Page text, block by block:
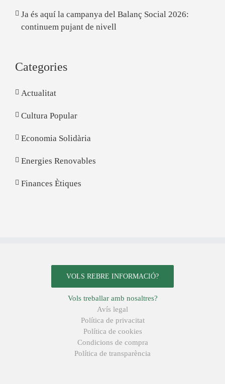
Ja és aquí la campanya del Balanç Social 2026:
continuem pujant de nivell
Categories
Actualitat
Cultura Popular
Economia Solidària
Energies Renovables
Finances Ètiques
VOLS REBRE INFORMACIÓ?
Vols treballar amb nosaltres?
Avís legal
Política de privacitat
Política de cookies
Condicions de compra
Política de transparència